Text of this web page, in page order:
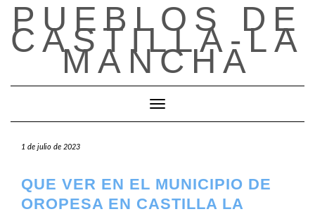
Saltar
contenido
PUEBLOS DE
CASTILLA-LA
MANCHA
Cambiar modo de navegación
1 de julio de 2023
QUE VER EN EL MUNICIPIO DE
OROPESA EN CASTILLA LA